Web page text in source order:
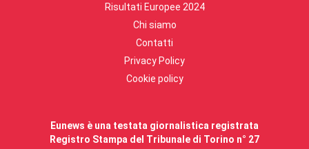
Risultati Europee 2024
Chi siamo
Contatti
Privacy Policy
Cookie policy
Eunews è una testata giornalistica registrata
Registro Stampa del Tribunale di Torino n° 27